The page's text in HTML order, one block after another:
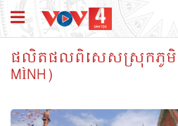
ផលិតផលពិសេសស្រុកភូមិ
MÌNH)